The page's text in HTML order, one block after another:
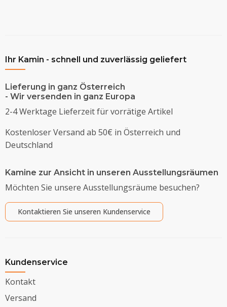
Ihr Kamin - schnell und zuverlässig geliefert
Lieferung in ganz Österreich
- Wir versenden in ganz Europa
2-4 Werktage Lieferzeit für vorrätige Artikel
Kostenloser Versand ab 50€ in Österreich und
Deutschland
Kamine zur Ansicht in unseren Ausstellungsräumen
Möchten Sie unsere Ausstellungsräume besuchen?
Kontaktieren Sie unseren Kundenservice
Kundenservice
Kontakt
Versand